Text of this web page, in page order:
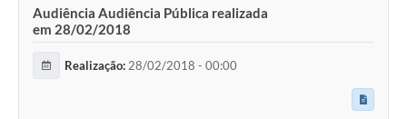
Audiência Audiência Pública realizada
em 28/02/2018
Realização: 28/02/2018 - 00:00